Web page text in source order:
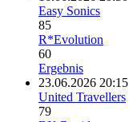
Easy Sonics
85
R*Evolution
60
Ergebnis
23.06.2026 20:15
United Travellers
79